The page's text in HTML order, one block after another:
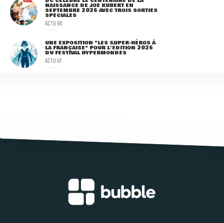
NAISSANCE DE JOE KUBERT EN
SEPTEMBRE 2026 AVEC TROIS SORTIES
SPÉCIALES
ACTU VO
UNE EXPOSITION "LES SUPER-HÉROS À
LA FRANÇAISE" POUR L'ÉDITION 2026
DU FESTIVAL HYPERMONDES
ACTU VF